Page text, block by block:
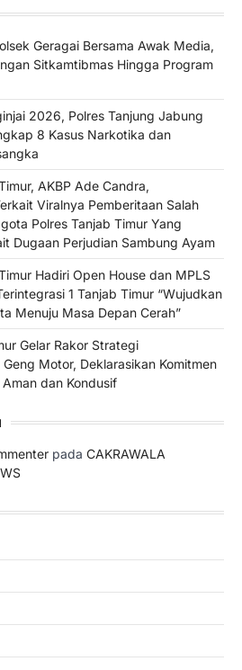
Geragai Bersama Awak Media,
Sitkamtibmas Hingga Program
2026, Polres Tanjung Jabung
8 Kasus Narkotika dan
AKBP Ade Candra,
Viralnya Pemberitaan Salah
Polres Tanjab Timur Yang
Dugaan Perjudian Sambung Ayam
Hadiri Open House dan MPLS
1 Tanjab Timur “Wujudkan
Menuju Masa Depan Cerah”
Gelar Rakor Strategi
Motor, Deklarasikan Komitmen
dan Kondusif
pada CAKRAWALA